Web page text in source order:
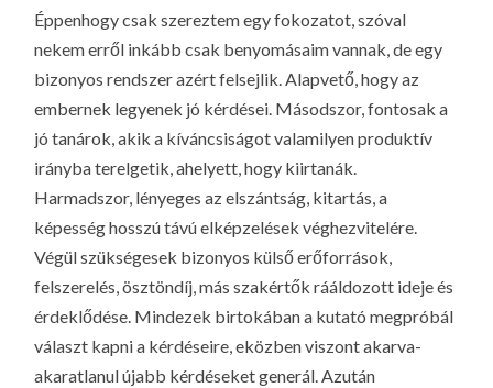
A
CS
IL
LA
G
O
KI
G
Éppenhogy csak szereztem egy fokozatot, szóval
nekem erről inkább csak benyomásaim vannak, de egy
bizonyos rendszer azért felsejlik. Alapvető, hogy az
embernek legyenek jó kérdései. Másodszor, fontosak a
jó tanárok, akik a kíváncsiságot valamilyen produktív
irányba terelgetik, ahelyett, hogy kiirtanák.
Harmadszor, lényeges az elszántság, kitartás, a
képesség hosszú távú elképzelések véghezvitelére.
Végül szükségesek bizonyos külső erőforrások,
felszerelés, ösztöndíj, más szakértők rááldozott ideje és
érdeklődése. Mindezek birtokában a kutató megpróbál
választ kapni a kérdéseire, eközben viszont akarva-
akaratlanul újabb kérdéseket generál. Azután